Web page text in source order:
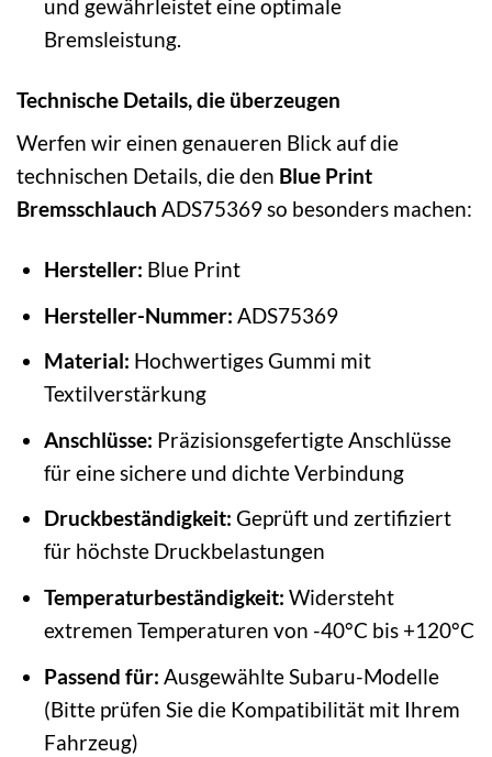
und gewährleistet eine optimale
Bremsleistung.
Technische Details, die überzeugen
Werfen wir einen genaueren Blick auf die
technischen Details, die den Blue Print
Bremsschlauch ADS75369 so besonders machen:
Hersteller: Blue Print
Hersteller-Nummer: ADS75369
Material: Hochwertiges Gummi mit
Textilverstärkung
Anschlüsse: Präzisionsgefertigte Anschlüsse
für eine sichere und dichte Verbindung
Druckbeständigkeit: Geprüft und zertifiziert
für höchste Druckbelastungen
Temperaturbeständigkeit: Widersteht
extremen Temperaturen von -40°C bis +120°C
Passend für: Ausgewählte Subaru-Modelle
(Bitte prüfen Sie die Kompatibilität mit Ihrem
Fahrzeug)